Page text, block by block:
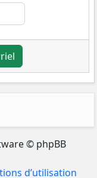
© phpBB
d’utilisation